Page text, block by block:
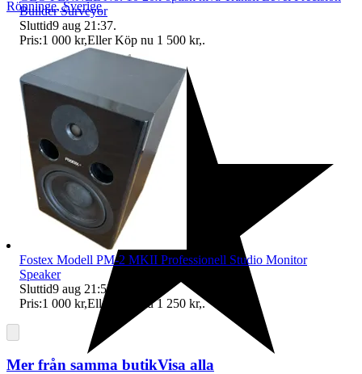
Rönninge,Sverige
Builder Surveyor
Sluttid9 aug 21:37.
Pris:1 000 kr,Eller Köp nu 1 500 kr,.
Fostex Modell PM-2 MKII Professionell Studio Monitor
Speaker
Sluttid9 aug 21:53
Pris:1 000 kr,Eller Köp nu 1 250 kr,.
Mer från samma butikVisa alla